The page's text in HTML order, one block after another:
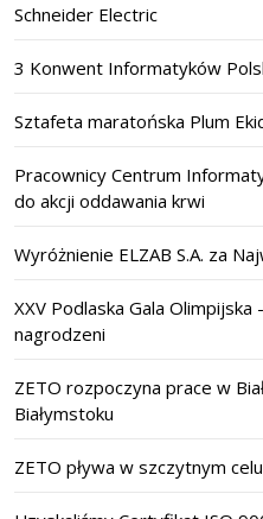
Schneider Electric
3 Konwent Informatyków
Sztafeta maratońska Plum
Pracownicy Centrum
do akcji oddawania krwi
Wyróżnienie ELZAB S.A. za
XXV Podlaska Gala
nagrodzeni
ZETO rozpoczyna prace w
Białymstoku
ZETO pływa w szczytnym celu